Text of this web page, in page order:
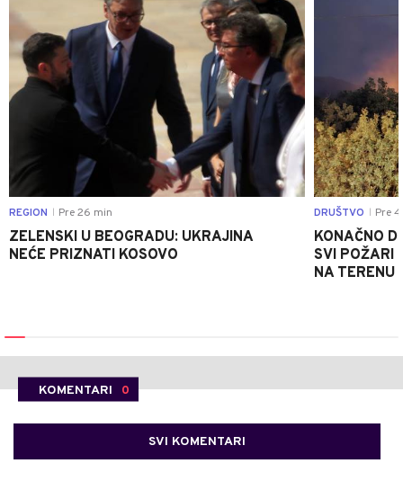
REGION Pre 26 min
ZELENSKI U BEOGRADU: UKRAJINA
NEĆE PRIZNATI KOSOVO
DRUŠTVO Pre
KONAČNO
SVI POŽARI
NA TERENU
KOMENTARI 0
SVI KOMENTARI